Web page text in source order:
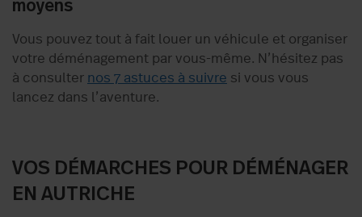
moyens
Vous pouvez tout à fait louer un véhicule et organiser
votre déménagement par vous-même. N’hésitez pas
à consulter nos 7 astuces à suivre si vous vous
lancez dans l’aventure.
VOS DÉMARCHES POUR DÉMÉNAGER
EN AUTRICHE